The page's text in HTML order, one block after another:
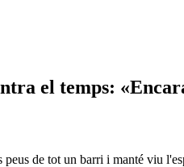
el temps:
de tot un barri i manté viu